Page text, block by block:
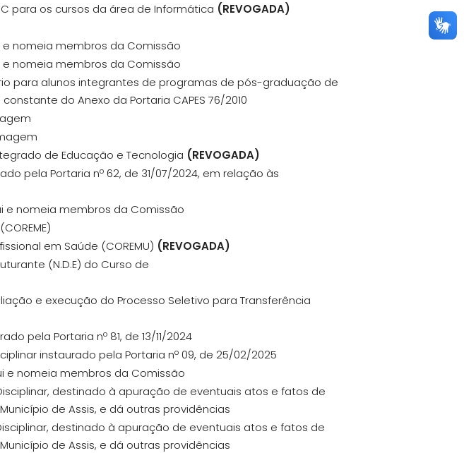
para os cursos da área de Informática (REVOGADA)
e nomeia membros da Comissão
e nomeia membros da Comissão
para alunos integrantes de programas de pós-graduação de
do Anexo da Portaria CAPES 76/2010
de Educação e Tecnologia (REVOGADA)
pela Portaria nº 62, de 31/07/2024, em relação às
e nomeia membros da Comissão
em Saúde (COREMU) (REVOGADA)
(N.D.E) do Curso de
e execução do Processo Seletivo para Transferência
pela Portaria nº 81, de 13/11/2024
instaurado pela Portaria nº 09, de 25/02/2025
e nomeia membros da Comissão
destinado à apuração de eventuais atos e fatos de
de Assis, e dá outras providências
destinado à apuração de eventuais atos e fatos de
de Assis, e dá outras providências